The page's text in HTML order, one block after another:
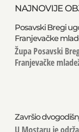
NAJNOVIJE
Posavski Bregi
Franjevačke
Župa Posavski
Franjevačke
Završio